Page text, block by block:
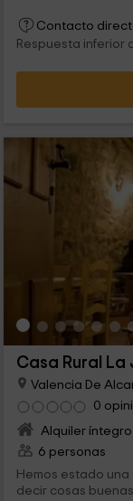
primero y el
personas (
que no se
hacerte agradable
detalles y
lugares que
Contacto
Respuesta inferior
Casa Rural La
Valencia De
0
Alquiler íntegro
6 personas
Hemos estado
decir cosas